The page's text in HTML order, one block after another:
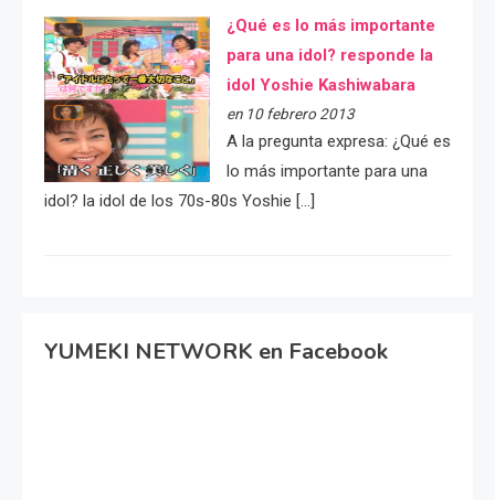
¿Qué es lo más importante
para una idol? responde la
idol Yoshie Kashiwabara
en 10 febrero 2013
A la pregunta expresa: ¿Qué es
lo más importante para una
idol? la idol de los 70s-80s Yoshie […]
YUMEKI NETWORK en Facebook